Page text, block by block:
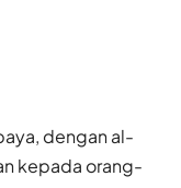
dengan al-
kepada orang-